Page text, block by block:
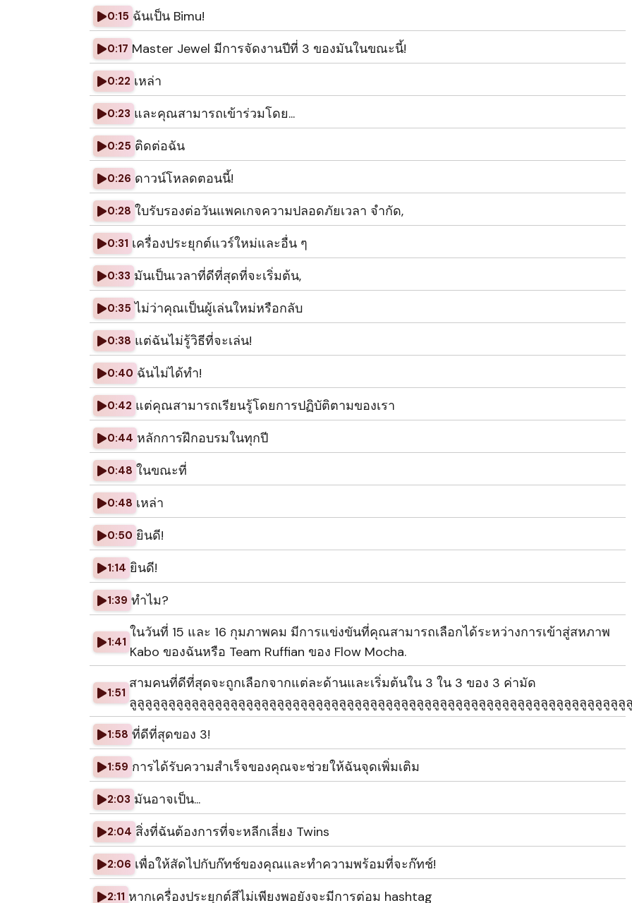
0:15 ฉันเป็น Bimu!
0:17 Master Jewel มีการจัดงานปีที่ 3 ของมันในขณะนี้!
0:22 เหล่า
0:23 และคุณสามารถเข้าร่วมโดย...
0:25 ติดต่อฉัน
0:26 ดาวน์โหลดตอนนี้!
0:28 ใบรับรองต่อวันแพคเกจความปลอดภัยเวลา จํากัด,
0:31 เครื่องประยุกต์แวร์ใหม่และอื่น ๆ
0:33 มันเป็นเวลาที่ดีที่สุดที่จะเริ่มต้น,
0:35 ไม่ว่าคุณเป็นผู้เล่นใหม่หรือกลับ
0:38 แต่ฉันไม่รู้วิธีที่จะเล่น!
0:40 ฉันไม่ได้ทํา!
0:42 แต่คุณสามารถเรียนรู้โดยการปฏิบัติตามของเรา
0:44 หลักการฝึกอบรมในทุกปี
0:48 ในขณะที่
0:48 เหล่า
0:50 ยินดี!
1:14 ยินดี!
1:39 ทําไม?
1:41
ในวันที่ 15 และ 16 กุมภาพคม มีการแข่งขันที่คุณสามารถเลือกได้ระหว่างการเข้าสู่สหภาพ
Kabo ของฉันหรือ Team Ruffian ของ Flow Mocha.
1:51
สามคนที่ดีที่สุดจะถูกเลือกจากแต่ละด้านและเริ่มต้นใน 3 ใน 3 ของ 3 ค่ามัด
ลูลูลูลูลูลูลูลูลูลูลูลูลูลูลูลูลูลูลูลูลูลูลูลูลูลูลูลูลูลูลูลูลูลูลูลูลูลูลูลูลูลูลูลูลูลูลูลูลูลูลูลูลูลูลูลูลูลูลูลูลูลูลู
1:58 ที่ดีที่สุดของ 3!
1:59 การได้รับความสําเร็จของคุณจะช่วยให้ฉันจุดเพิ่มเติม
2:03 มันอาจเป็น...
2:04 สิ่งที่ฉันต้องการที่จะหลีกเลี่ยง Twins
2:06 เพื่อให้สัดไปกับก๊ทช์ของคุณและทําความพร้อมที่จะก๊ทช์!
2:11 หากเครื่องประยุกต์สีไม่เพียงพอยังจะมีการต่อม hashtag